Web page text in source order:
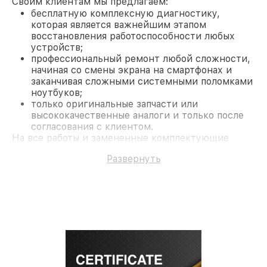
бесплатную комплексную диагностику,
которая является важнейшим этапом
восстановления работоспособности любых
устройств;
профессиональный ремонт любой сложности,
начиная со смены экрана на смартфонах и
заканчивая сложными системными поломками
ноутбуков;
только оригинальные запчасти или
высококачественные аналоги и только после
согласования с клиентом.
На все работы и замененные комплектующие
поломки по условиям гарантии, мы бесплатно
безупречной репутацией;
лицензированное ПО в ремонтно-
Развернуть